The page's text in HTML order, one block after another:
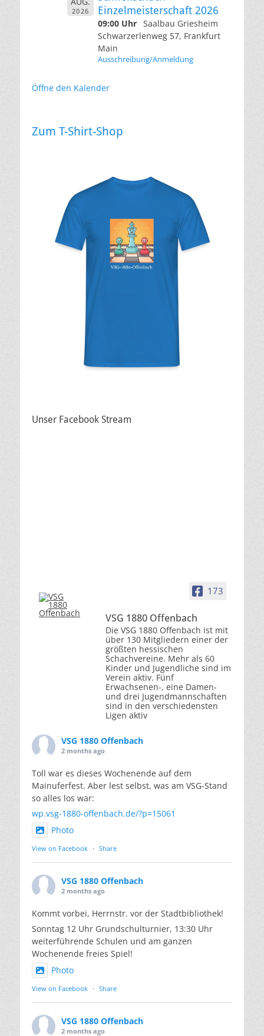
2026
Einzelmeisterschaft 2026
09:00 Uhr Saalbau Griesheim
Schwarzerlenweg 57, Frankfurt
Main
Ausschreibung/Anmeldung
Öffne den Kalender
Zum T-Shirt-Shop
Unser Facebook Stream
173
VSG 1880 Offenbach
Die VSG 1880 Offenbach ist mit
über 130 Mitgliedern einer der
größten hessischen
Schachvereine. Mehr als 60
Kinder und Jugendliche sind im
Verein aktiv. Fünf
Erwachsenen-, eine Damen-
und drei Jugendmannschaften
sind in den verschiedensten
Ligen aktiv
VSG 1880 Offenbach
2 months ago
Toll war es dieses Wochenende auf dem
Mainuferfest. Aber lest selbst, was am VSG-Stand
so alles los war:
wp.vsg-1880-offenbach.de/?p=15061
Photo
View on Facebook · Share
VSG 1880 Offenbach
2 months ago
Kommt vorbei, Herrnstr. vor der Stadtbibliothek!
Sonntag 12 Uhr Grundschulturnier, 13:30 Uhr
weiterführende Schulen und am ganzen
Wochenende freies Spiel!
Photo
View on Facebook · Share
VSG 1880 Offenbach
2 months ago